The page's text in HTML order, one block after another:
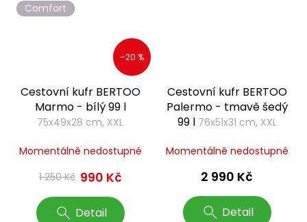
Comfort
–20 %
Cestovní kufr BERTOO
Marmo - bílý 99 l
75x49x28 cm, XXL
Momentálně nedostupné
1 250 Kč 990 Kč
Detail
Cestovní kufr BERTOO
Palermo - tmavě šedý
99 l 76x51x31 cm, XXL
Momentálně nedostupné
2 990 Kč
Detail